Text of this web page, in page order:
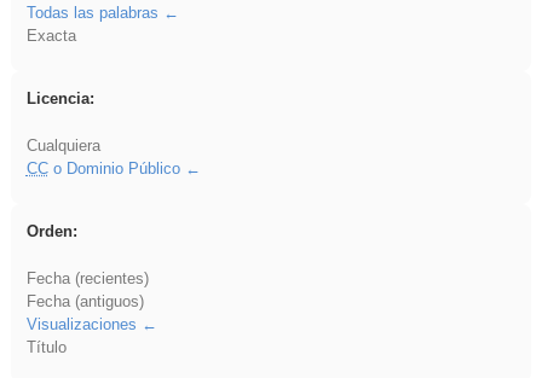
Todas las palabras
Exacta
Licencia:
Cualquiera
CCo Dominio Público
Orden:
Fecha (recientes)
Fecha (antiguos)
Visualizaciones
Título